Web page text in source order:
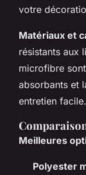
votre
Matériaux et
résistants aux
microfibre
absorbants et
entretien facile.
Meilleures
Polyester